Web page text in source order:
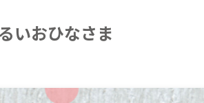
いおひなさま